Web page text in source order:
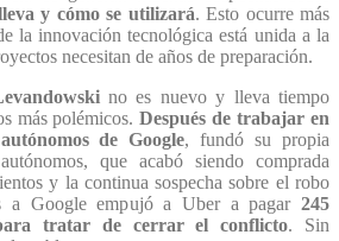
y cómo se utilizará. Esto ocurre más
la innovación tecnológica está unida a la
necesitan de años de preparación.
no es nuevo y lleva tiempo
más polémicos.Después de trabajar en
de Google, fundó su propia
que acabó siendo comprada
y la continua sospecha sobre el robo
a Google empujó a Uber a pagar 245
tratar de cerrar el conflicto. Sin